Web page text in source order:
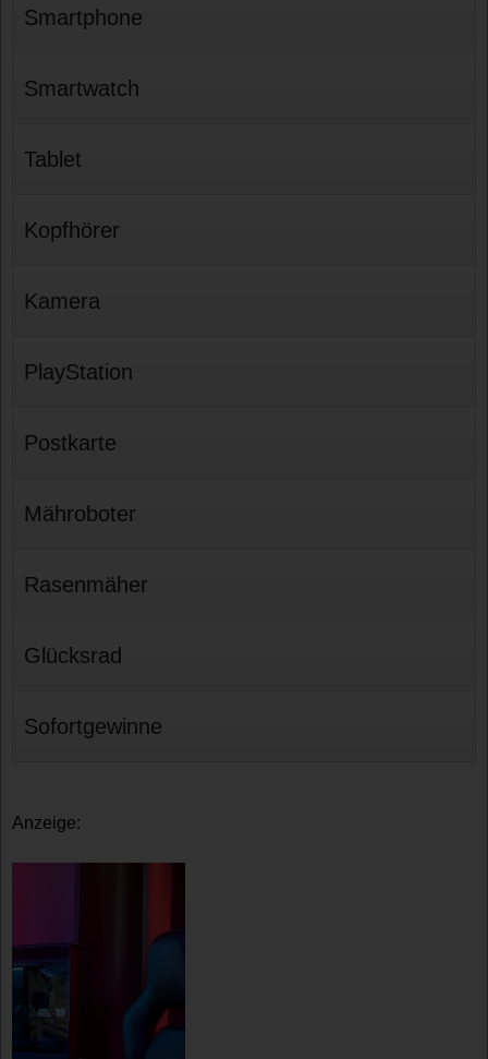
Smartphone
Smartwatch
Tablet
Kopfhörer
Kamera
PlayStation
Postkarte
Mähroboter
Rasenmäher
Glücksrad
Sofortgewinne
Anzeige: